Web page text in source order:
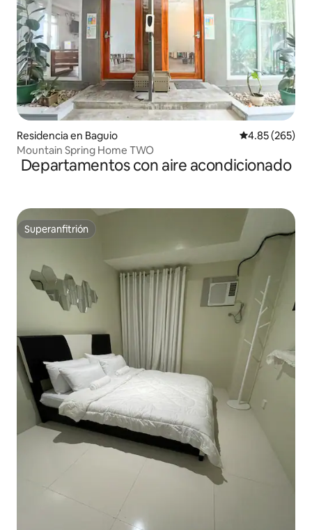
Residencia en Baguio Calificación
4.85 (265)
Mountain Spring Home TWO
Departamentos con aire acondicionado
Superanfitrión
Superanfitrión